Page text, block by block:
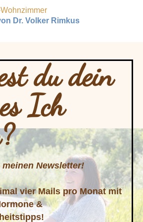
Dr. Volker Rimkus
du dein
Ich
Newsletter!
vier Mails pro Monat mit
&